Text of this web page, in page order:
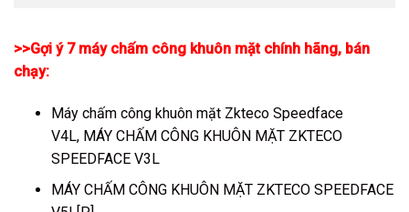
>>Gợi ý 7 máy chấm công khuôn mặt chính hãng, bán
chạy:
Máy chấm công khuôn mặt Zkteco Speedface
V4L, MÁY CHẤM CÔNG KHUÔN MẶT ZKTECO
SPEEDFACE V3L
MÁY CHẤM CÔNG KHUÔN MẶT ZKTECO SPEEDFACE